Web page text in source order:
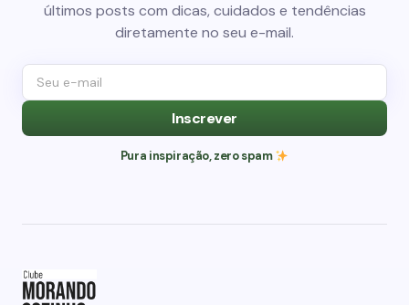
últimos posts com dicas, cuidados e tendências
diretamente no seu e-mail.
Inscrever
Pura inspiração, zero spam